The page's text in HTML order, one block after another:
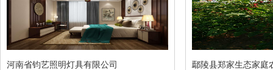
河南省钧艺照明灯具有限公司 鄢陵县郑家生态家庭